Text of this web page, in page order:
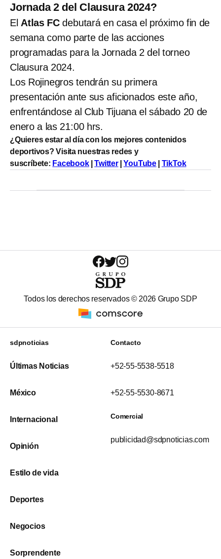
Jornada 2 del Clausura 2024?
El Atlas FC debutará en casa el próximo fin de
semana como parte de las acciones
programadas para la Jornada 2 del torneo
Clausura 2024.
Los Rojinegros tendrán su primera
presentación ante sus aficionados este año,
enfrentándose al Club Tijuana el sábado 20 de
enero a las 21:00 hrs.
¿Quieres estar al día con los mejores contenidos
deportivos? Visita nuestras redes y
suscríbete: Facebook|Twitter|YouTube TikTok
Todos los derechos reservados ©2026 Grupo SDP
sdpnoticias
Últimas Noticias
México
Internacional
Opinión
Estilo de vida
Deportes
Negocios
Sorprendente
Contacto
+52-55-5538-5518
+52-55-5530-8671
Comercial
publicidad@sdpnoticias.com